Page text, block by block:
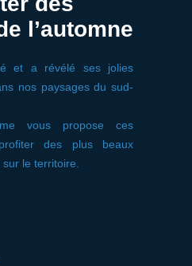
l’automne
et a révélé ses jolies
nos paysages du sud-
vous propose ces
des plus beaux
le territoire.